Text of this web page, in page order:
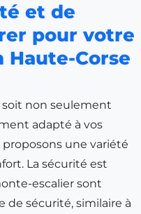
et de
pour votre
Haute-Corse
non seulement
adapté à vos
une variété
La sécurité est
escalier sont
de sécurité, similaire à